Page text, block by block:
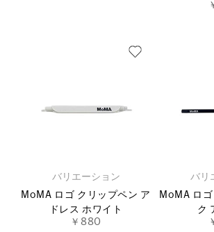
バリエーション
MoMA ロゴ クリップペン ア
ドレス ホワイト
￥880
バリ
MoMA ロ
ク